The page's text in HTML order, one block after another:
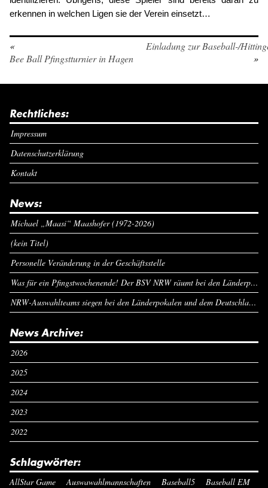
erkennen in welchen Ligen sie der Verein einsetzt…
«
Bee Ball Pfingstturnier in Hagen
Einladung zur Baseball-/
»
Rechtliches:
Impressum
Datenschutzerklärung
Kontakt
News:
Michael „Maasi“ Maashofer (1972-2026)
(kein Titel)
Personelle Veränderung in der Geschäftsstelle
Was für ein Pfingstwochenende! Der BSV NRW räumt bei den Länderpokalen ab
NRW-Auswahlteams siegen bei den Länderpokalen und dem Deutschlandcup an Pfingsten
News Archive:
2026
2025
2024
2023
2022
Schlagwörter:
AllStar Game Auswawahlmannschaften Baseball5 Baseball EM